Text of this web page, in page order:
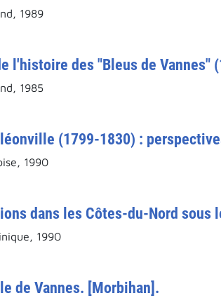
1989
l'histoire des "Bleus de
1985
(1799-1830) :
1990
dans les Côtes-du-Nord
1990
de Vannes. [Morbihan].